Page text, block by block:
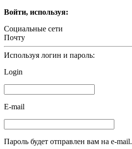
Войти, используя:
Социальные сети
Почту
Используя логин и пароль:
Login
E-mail
Пароль будет отправлен вам на e-mail.